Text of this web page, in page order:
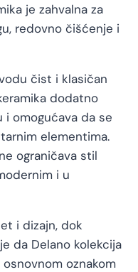
je zahvalna za
redovno čišćenje i
čist i klasičan
dodatno
i omogućava da se
elementima.
ograničava stil
i u
i dizajn, dok
da Delano kolekcija
oznakom